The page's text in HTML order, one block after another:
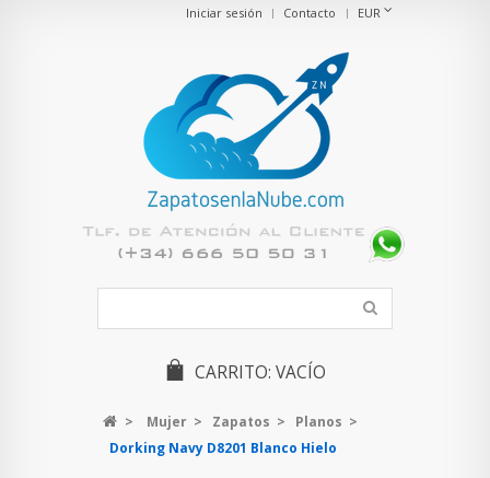
EUR
Contacto
Iniciar sesión
CARRITO: VACÍO
> Mujer > Zapatos > Planos >
Dorking Navy D8201 Blanco Hielo